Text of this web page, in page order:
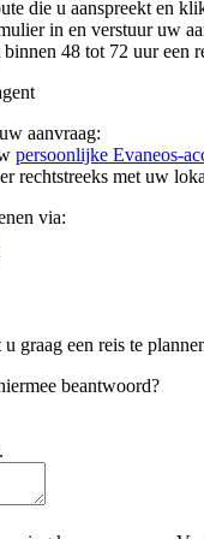
u aanspreekt en klik
in en verstuur uw
48 tot 72 uur een
aanvraag:
persoonlijke Evaneos-
met uw
via:
graag een reis te
beantwoord?